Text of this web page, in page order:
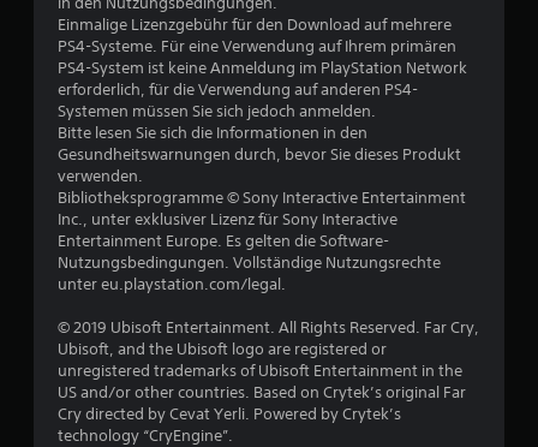
u
n
:
1
o
n
5
Einmalige Lizenzgebühr für den Download auf mehrere
PS4-Systeme. Für eine Verwendung auf Ihrem primären
PS4-System ist keine Anmeldung im PlayStation Network
erforderlich, für die Verwendung auf anderen PS4-
Systemen müssen Sie sich jedoch anmelden.
Bitte lesen Sie sich die Informationen in den
Gesundheitswarnungen durch, bevor Sie dieses Produkt
verwenden.
Bibliotheksprogramme © Sony Interactive Entertainment
Inc., unter exklusiver Lizenz für Sony Interactive
Entertainment Europe. Es gelten die Software-
Nutzungsbedingungen. Vollständige Nutzungsrechte
unter eu.playstation.com/legal.
© 2019 Ubisoft Entertainment. All Rights Reserved. Far Cry,
Ubisoft, and the Ubisoft logo are registered or
unregistered trademarks of Ubisoft Entertainment in the
US and/or other countries. Based on Crytek’s original Far
Cry directed by Cevat Yerli. Powered by Crytek’s
technology “CryEngine”.